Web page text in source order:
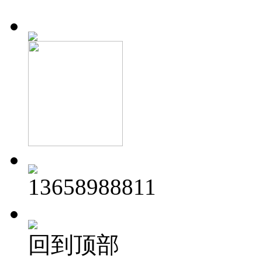
13658988811
回到顶部